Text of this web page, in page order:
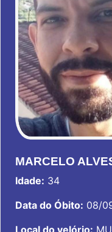
MARCELO
Idade: 34
Data do Óbito: 08/